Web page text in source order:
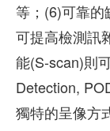
等；(6)可靠的
可提高檢測訊
能(S-scan)則
Detection,
獨特的呈像方